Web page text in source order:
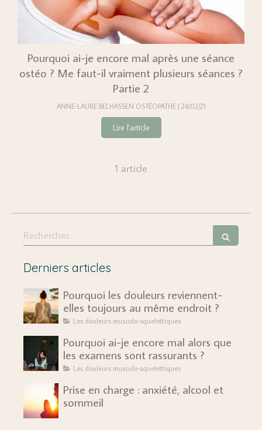
Pourquoi ai-je encore mal après une séance
ostéo ? Me faut-il vraiment plusieurs séances ?
Partie 2
ANNE-LAURE BELHASSEN OSTÉOPATHE 24/02/21
Lire l'article
1 article
Rechercher
Derniers articles
Pourquoi les douleurs reviennent-
elles toujours au même endroit ?
Les douleurs musculo-squelettiques
Pourquoi ai-je encore mal alors que
les examens sont rassurants ?
Les douleurs musculo-squelettiques
Prise en charge : anxiété, alcool et
sommeil